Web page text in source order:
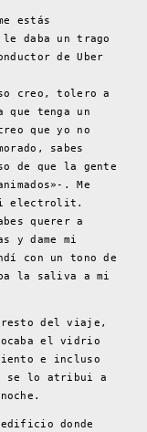
estás
daba un trago
de Uber
creo, tolero a
que tenga un
que yo no
sabes
de que la gente
. Me
electrolit.
querer a
y dame mi
con un tono de
la saliva a mi
resto del viaje,
el vidrio
e incluso
se lo atribui a
donde